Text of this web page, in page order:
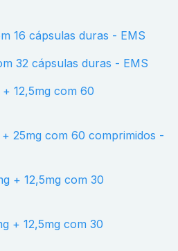
16 cápsulas duras - EMS
32 cápsulas duras - EMS